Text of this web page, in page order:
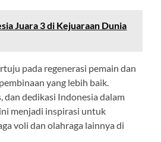
Juara 3 di Kejuaraan Dunia
pada regenerasi pemain dan
yang lebih baik.
dan dedikasi Indonesia dalam
menjadi inspirasi untuk
voli dan olahraga lainnya di